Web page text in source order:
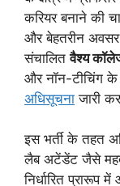
करियर बनाने की
और बेहतरीन अवसर
संचालितवैश्य
और नॉन-टीचिंग के
अधिसूचना जारी
इस भर्ती के तहत
लैब अटेंडेंट जैसे
निर्धारित